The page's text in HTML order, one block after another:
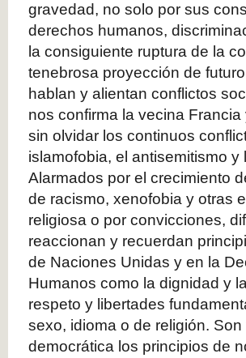
gravedad, no solo por sus
derechos humanos,
la consiguiente ruptura de la
tenebrosa proyección de
hablan y alientan conflictos
nos confirma la vecina
sin olvidar los continuos
islamofobia, el antisemitismo y
Alarmados por el crecimiento
de racismo, xenofobia y otras
religiosa o por convicciones,
reaccionan y recuerdan
de Naciones Unidas y en la
Humanos como la dignidad y
respeto y libertades
sexo, idioma o de religión.
democrática los principios de